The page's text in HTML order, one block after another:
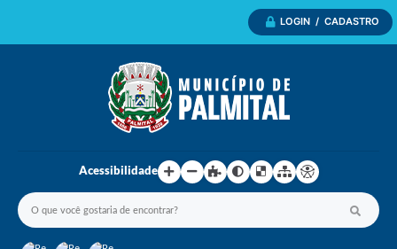
LOGIN / CADASTRO
Acessibilidade